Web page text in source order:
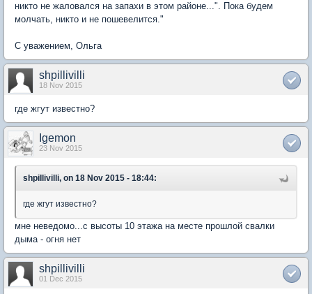
никто не жаловался на запахи в этом районе...". Пока будем
молчать, никто и не пошевелится."
С уважением, Ольга
shpillivilli
18 Nov 2015
где жгут известно?
Igemon
23 Nov 2015
shpillivilli, on 18 Nov 2015 - 18:44:
где жгут известно?
мне неведомо...с высоты 10 этажа на месте прошлой свалки
дыма - огня нет
shpillivilli
01 Dec 2015